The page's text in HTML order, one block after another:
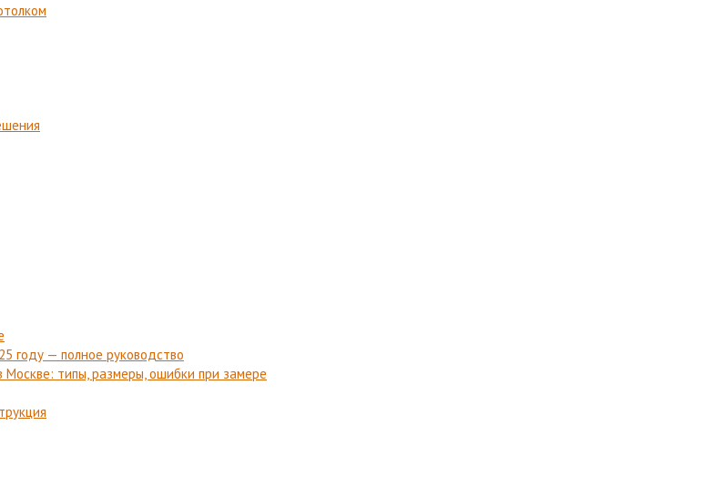
году — полное руководство
типы, размеры, ошибки при замере